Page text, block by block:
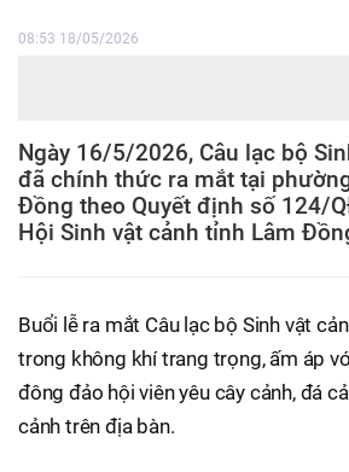
08:53 18/05/2026
Ngày 16/5/2026, Câu lạc bộ
đã chính thức ra mắt tại
Đồng theo Quyết định số 124/
Hội Sinh vật cảnh tỉnh Lâm
Buổi lễ ra mắt Câu lạc bộ Sinh vật
trong không khí trang trọng, ấm áp
đông đảo hội viên yêu cây cảnh, đá
cảnh trên địa bàn.